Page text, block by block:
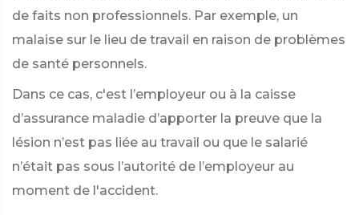
de faits non professionnels. Par exemple, un
malaise sur le lieu de travail en raison de problèmes
de santé personnels.
Dans ce cas, c'est l’employeur ou à la caisse
d’assurance maladie d’apporter la preuve que la
lésion n’est pas liée au travail ou que le salarié
n’était pas sous l’autorité de l’employeur au
moment de l'accident.